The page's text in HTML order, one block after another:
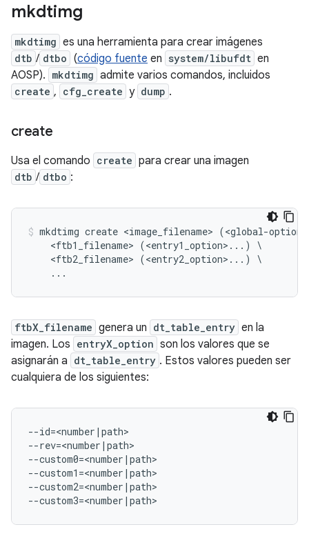
mkdtimg
mkdtimg es una herramienta para crear imágenes
dtb / dtbo (código fuente en system/libufdt en
AOSP). mkdtimg admite varios comandos, incluidos
create , cfg_create y dump .
create
Usa el comando create para crear una imagen
dtb / dtbo :
mkdtimg create <image_filename> (<global-
    <ftb1_filename> (<entry1_option>...) \
    <ftb2_filename> (<entry2_option>...) \
ftbX_filename genera un dt_table_entry en la
imagen. Los entryX_option son los valores que se
asignarán a dt_table_entry . Estos valores pueden ser
cualquiera de los siguientes:
--id=<number|path>
--rev=<number|path>
--custom0=<number|path>
--custom1=<number|path>
--custom2=<number|path>
--custom3=<number|path>